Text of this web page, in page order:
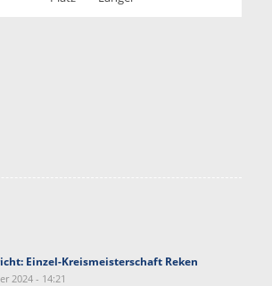
Einzel-Kreismeisterschaft Reken
2024 - 14:21